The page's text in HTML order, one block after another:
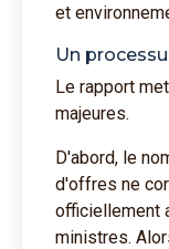
et
Un
Le rapport
majeures.
D'abord, le
d'offres ne
officiellement
ministres.